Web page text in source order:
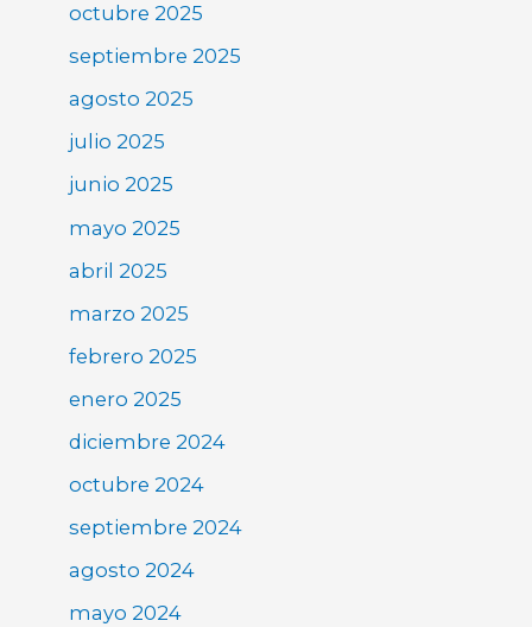
octubre 2025
septiembre 2025
agosto 2025
julio 2025
junio 2025
mayo 2025
abril 2025
marzo 2025
febrero 2025
enero 2025
diciembre 2024
octubre 2024
septiembre 2024
agosto 2024
mayo 2024